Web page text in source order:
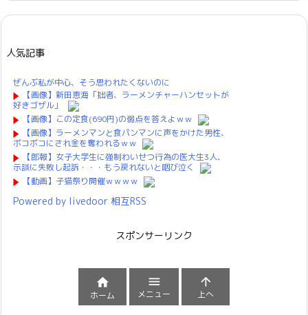
人気記事
ぜんぶ私が中心、そう思われたくないのに
【画像】新田恵海「拙者、ラーメンチャーハンセットが
好きゴザル」
【画像】この定食(690円)の弱点を答えよｗｗ
【画像】ラーメンマンと食パンマンに声をかけた男性、
ボコボコにされ金を奪われるｗｗ
【郎報】女子大学生に強制わいせつ行為の医大生3人、
示談に失敗し起訴・・・もう戻れないと咽び泣く
【動画】子猫祭り開催ｗｗｗｗ
Powered by livedoor 相互RSS
スポンサーリンク

ホーム

メニュー

上へ